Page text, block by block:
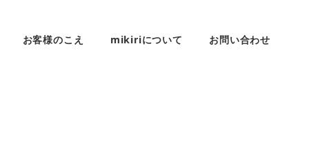
お客様のこえ mikiriについて お問い合わせ